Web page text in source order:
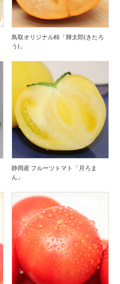
鳥取オリジナル柿「輝太郎(きたろ
う)」
静岡産 フルーツトマト「月ろま
ん」